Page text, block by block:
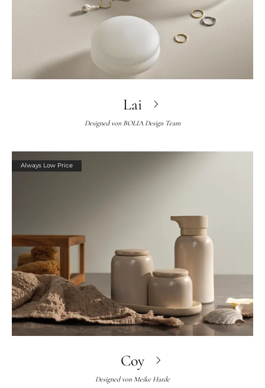
Lai
Designed von BOLIA Design Team
Always Low Price
Coy
Designed von Meike Harde